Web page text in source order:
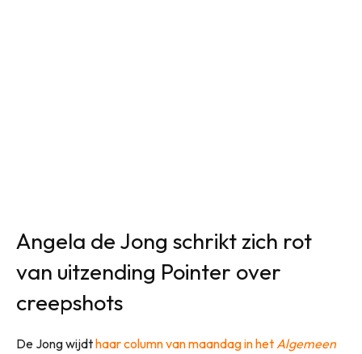
Angela de Jong schrikt zich rot
van uitzending Pointer over
creepshots
De Jong wijdthaar column van maandag in hetAlgemeen